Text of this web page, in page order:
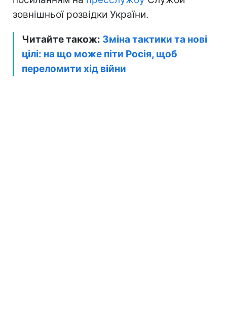
зовнішньої розвідки України.
Читайте також: Зміна тактики та нові
цілі: на що може піти Росія, щоб
переломити хід війни